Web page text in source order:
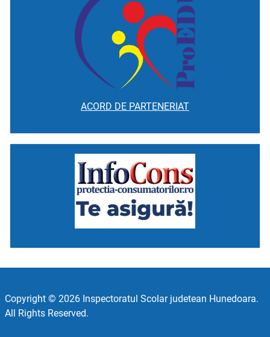
ACORD DE PARTENERIAT
Copyright © 2026 Inspectoratul Scolar judetean Hunedoara.
All Rights Reserved.